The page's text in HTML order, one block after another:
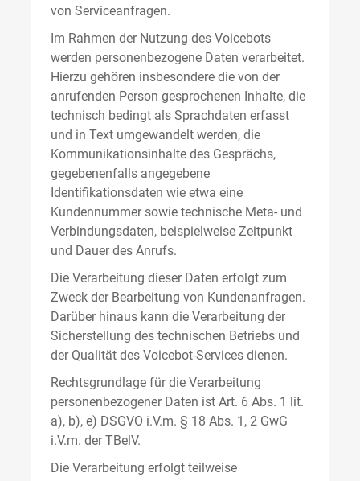
von Serviceanfragen.
Im Rahmen der Nutzung des Voicebots
werden personenbezogene Daten verarbeitet.
Hierzu gehören insbesondere die von der
anrufenden Person gesprochenen Inhalte, die
technisch bedingt als Sprachdaten erfasst
und in Text umgewandelt werden, die
Kommunikationsinhalte des Gesprächs,
gegebenenfalls angegebene
Identifikationsdaten wie etwa eine
Kundennummer sowie technische Meta- und
Verbindungsdaten, beispielweise Zeitpunkt
und Dauer des Anrufs.
Die Verarbeitung dieser Daten erfolgt zum
Zweck der Bearbeitung von Kundenanfragen.
Darüber hinaus kann die Verarbeitung der
Sicherstellung des technischen Betriebs und
der Qualität des Voicebot-Services dienen.
Rechtsgrundlage für die Verarbeitung
personenbezogener Daten ist Art. 6 Abs. 1 lit.
a), b), e) DSGVO i.V.m. § 18 Abs. 1, 2 GwG
i.V.m. der TBelV.
Die Verarbeitung erfolgt teilweise